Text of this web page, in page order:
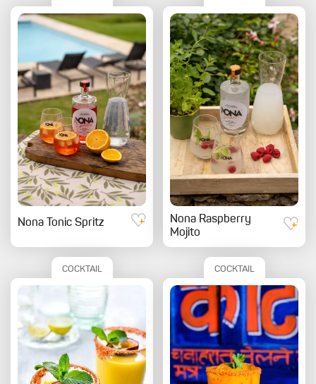
Nona Tonic Spritz
Nona Raspberry
Mojito
COCKTAIL COCKTAIL